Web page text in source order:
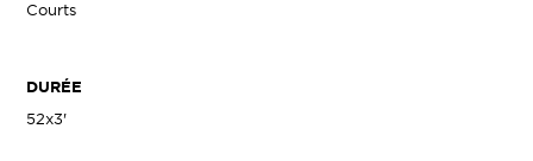
Courts
DURÉE
52x3'